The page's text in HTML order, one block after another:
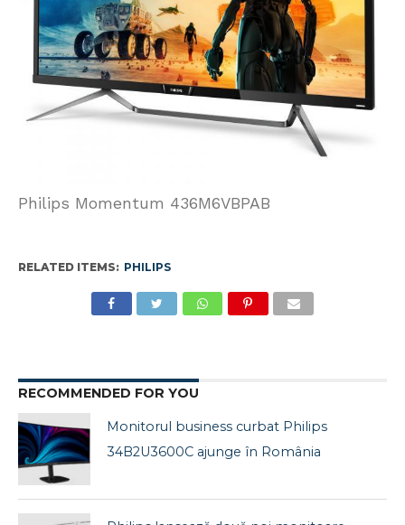
Philips Momentum 436M6VBPAB
RELATED ITEMS: PHILIPS
RECOMMENDED FOR YOU
Monitorul business curbat Philips
34B2U3600C ajunge în România